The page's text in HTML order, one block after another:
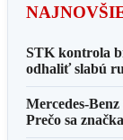
STK kontrola
odhaliť slabú
Mercedes-
Prečo sa